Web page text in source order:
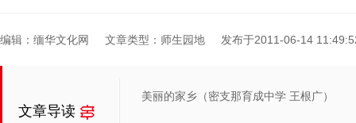
编辑：缅华文化网 文章类型：师生园地 发布于2011-06-14
文章导读
美丽的家乡（密支那育成中学 王根广）